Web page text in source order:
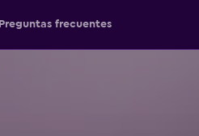
Preguntas frecuentes